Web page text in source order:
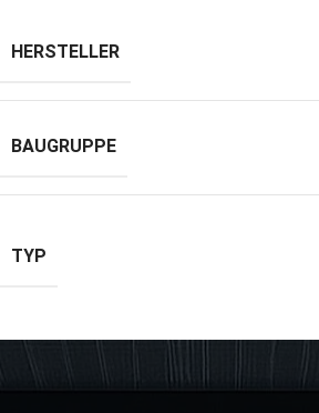
HERSTELLER
BAUGRUPPE
TYP